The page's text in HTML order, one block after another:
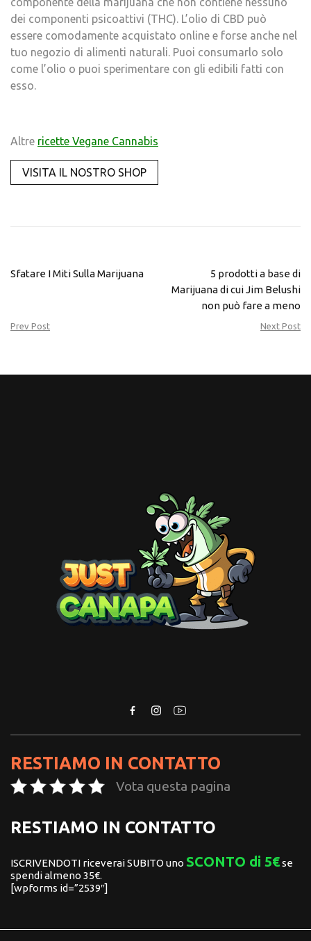
dei componenti psicoattivi (THC). L’olio di CBD può
essere comodamente acquistato online e forse anche nel
tuo negozio di alimenti naturali. Puoi consumarlo solo
come l’olio o puoi sperimentare con gli edibili fatti con
esso.
Altre ricette Vegane Cannabis
VISITA IL NOSTRO SHOP
Sfatare I Miti Sulla Marijuana
Prev Post
5 prodotti a base di
Marijuana di cui Jim Belushi
non può fare a meno
Next Post
RESTIAMO IN CONTATTO
Vota questa pagina
RESTIAMO IN CONTATTO
ISCRIVENDOTI riceverai SUBITO uno SCONTO di 5€se
spendi almeno 35€.
[wpforms id=”2539″]